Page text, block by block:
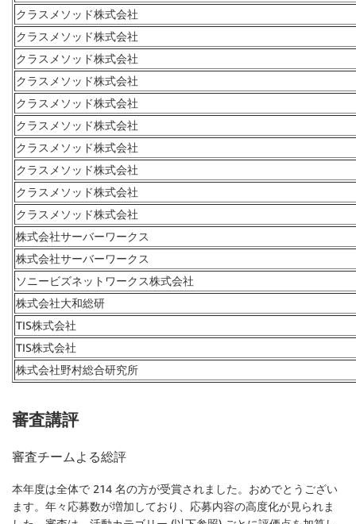
クラスメソッド株式会社
クラスメソッド株式会社
クラスメソッド株式会社
クラスメソッド株式会社
クラスメソッド株式会社
クラスメソッド株式会社
クラスメソッド株式会社
クラスメソッド株式会社
クラスメソッド株式会社
クラスメソッド株式会社
株式会社サーバーワークス
株式会社サーバーワークス
ソニービズネットワークス株式会社
株式会社大和総研
TIS株式会社
TIS株式会社
株式会社野村総合研究所
審査講評
審査チームよる総評
本年度は全体で 214 名の方が受賞されました。おめでとうござい
ます。年々応募数が増加しており、応募内容の高度化が見られま